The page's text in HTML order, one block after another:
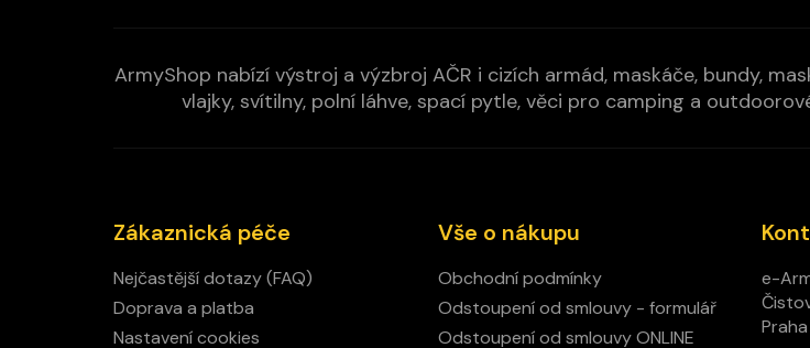
ArmyShop nabízí výstroj a výzbroj AČR i cizích armád, maskáče, bundy,
vlajky, svítilny, polní láhve, spací pytle, věci pro camping a
Zákaznická péče
Nejčastější dotazy (FAQ)
Doprava a platba
Nastavení cookies
Vše o nákupu
Obchodní podmínky
Odstoupení od smlouvy - formulář
Odstoupení od smlouvy ONLINE
e-